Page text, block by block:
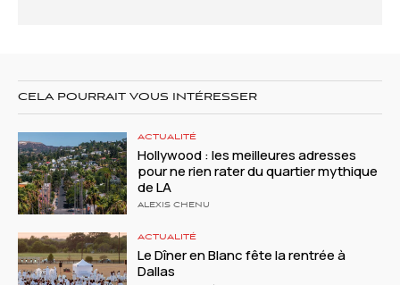
CELA POURRAIT VOUS INTÉRESSER
ACTUALITÉ
Hollywood : les meilleures adresses
pour ne rien rater du quartier mythique
de LA
ALEXIS CHENU
ACTUALITÉ
Le Dîner en Blanc fête la rentrée à
Dallas